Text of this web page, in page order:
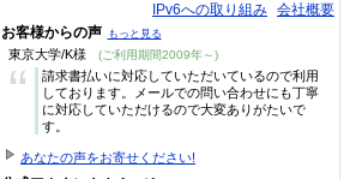
IPv6への取り組み 会社概要
お客様からの声 もっと見る
東京大学/K様 (ご利用期間2009年～)
“
請求書払いに対応していただいているので利用
しております。メールでの問い合わせにも丁寧
に対応していただけるので大変ありがたいで
す。
あなたの声をお寄せください!